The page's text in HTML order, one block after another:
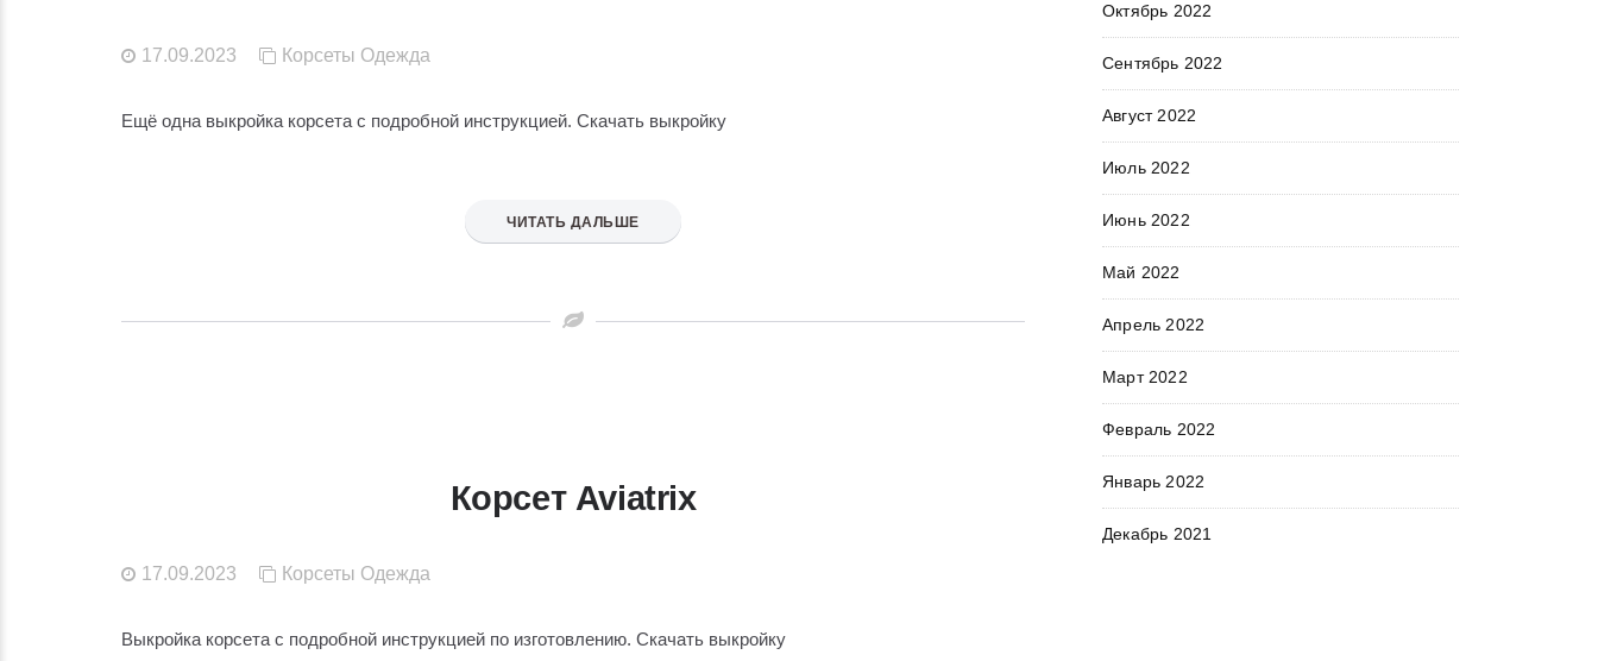
17.09.2023 Корсеты Одежда
Ещё одна выкройка корсета с подробной инструкцией. Скачать выкройку
ЧИТАТЬ ДАЛЬШЕ
Корсет Aviatrix
17.09.2023 Корсеты Одежда
Выкройка корсета с подробной инструкцией по изготовлению. Скачать выкройку
Октябрь 2022
Сентябрь 2022
Август 2022
Июль 2022
Июнь 2022
Май 2022
Апрель 2022
Март 2022
Февраль 2022
Январь 2022
Декабрь 2021